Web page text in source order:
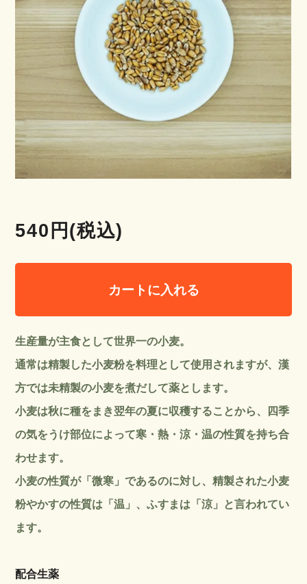
540円(税込)
カートに入れる
生産量が主食として世界一の小麦。
通常は精製した小麦粉を料理として使用されますが、漢
方では未精製の小麦を煮だして薬とします。
小麦は秋に種をまき翌年の夏に収穫することから、四季
の気をうけ部位によって寒・熱・涼・温の性質を持ち合
わせます。
小麦の性質が「微寒」であるのに対し、精製された小麦
粉やかすの性質は「温」、ふすまは「涼」と言われてい
ます。
配合生薬